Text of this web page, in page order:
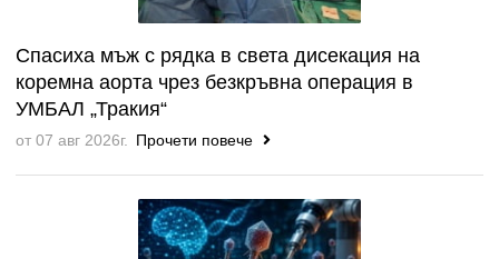
Спасиха мъж с рядка в света дисекация на
коремна аорта чрез безкръвна операция в
УМБАЛ „Тракия“
от 07 авг 2026г. Прочети повече